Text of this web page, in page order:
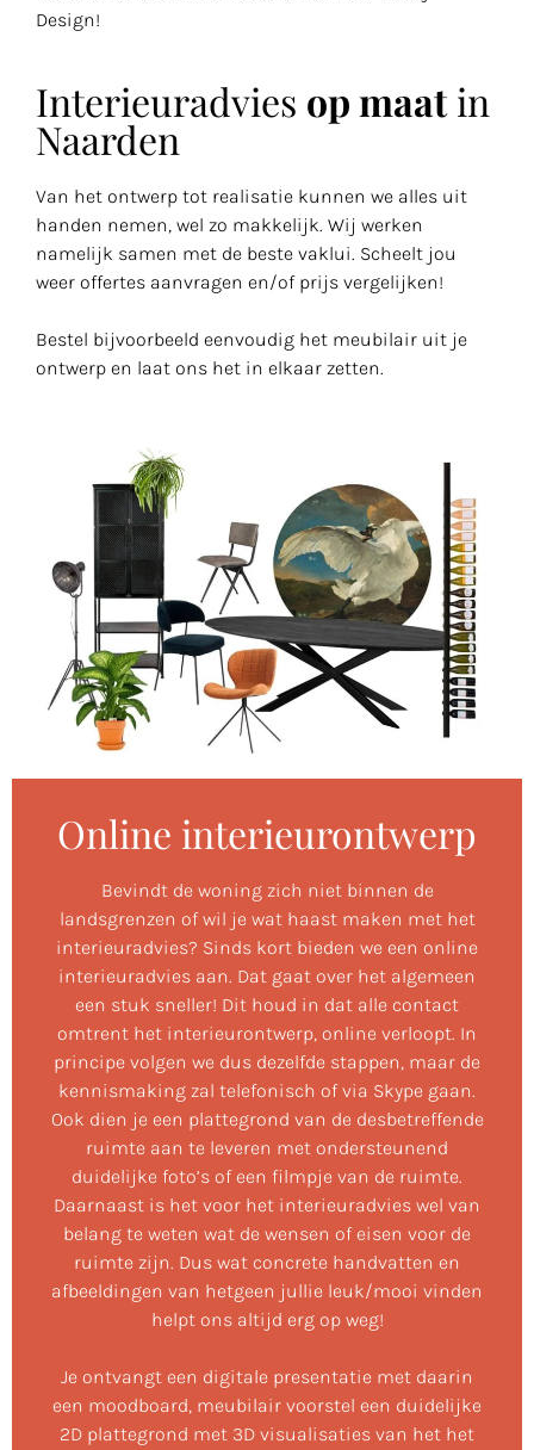
Design!
Interieuradvies op maatin
Naarden
Van het ontwerp tot realisatie kunnen we alles uit
handen nemen, wel zo makkelijk. Wij werken
namelijk samen met de beste vaklui. Scheelt jou
weer offertes aanvragen en/of prijs vergelijken!
Bestel bijvoorbeeld eenvoudig het meubilair uit je
ontwerp en laat ons het in elkaar zetten.
Online interieurontwerp
Bevindt de woning zich niet binnen de
landsgrenzen of wil je wat haast maken met het
interieuradvies? Sinds kort bieden we een online
interieuradvies aan. Dat gaat over het algemeen
een stuk sneller! Dit houd in dat alle contact
omtrent het interieurontwerp, online verloopt. In
principe volgen we dus dezelfde stappen, maar de
kennismaking zal telefonisch of via Skype gaan.
Ook dien je een plattegrond van de desbetreffende
ruimte aan te leveren met ondersteunend
duidelijke foto’s of een filmpje van de ruimte.
Daarnaast is het voor het interieuradvies wel van
belang te weten wat de wensen of eisen voor de
ruimte zijn. Dus wat concrete handvatten en
afbeeldingen van hetgeen jullie leuk/mooi vinden
helpt ons altijd erg op weg!
Je ontvangt een digitale presentatie met daarin
een moodboard, meubilair voorstel een duidelijke
2D plattegrond met 3D visualisaties van het het